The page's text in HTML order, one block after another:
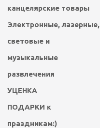
отходов
канцелярские товары
Электронные, лазерные,
световые и
музыкальные
развлечения
УЦЕНКА
ПОДАРКИ к
праздникам:)